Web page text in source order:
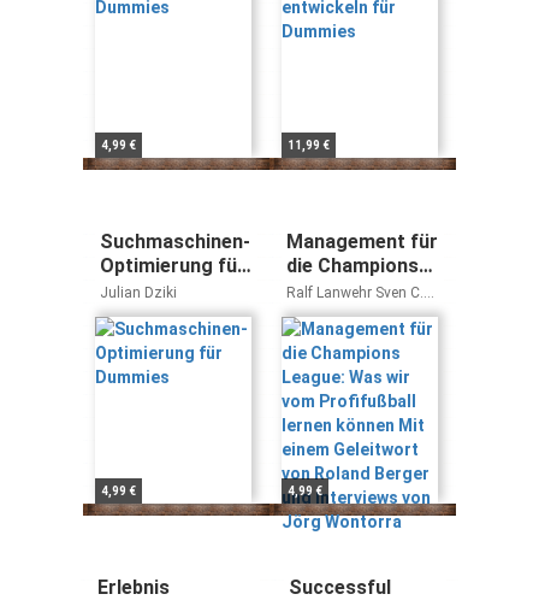
4,99 € 11,99 €
Suchmaschinen-
Optimierung für
Dummies
Julian Dziki
4,99 €
Management für
die Champions
League: Was wir
vom Profifußball
lernen können
Mit einem
Geleitwort von
Roland Berger
und Interviews
von Jörg
Wontorra
Ralf Lanwehr Sven C.
Voelpel
4,99 €
Erlebnis
Successful